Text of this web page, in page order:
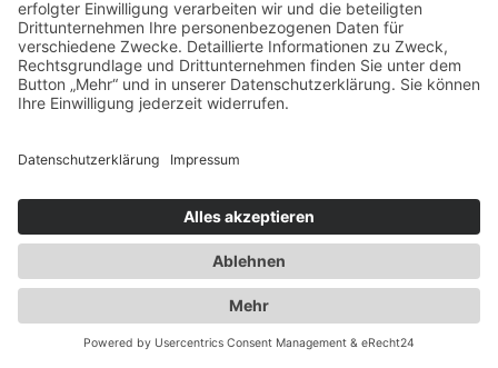
Nahverkehr Transport Rhein-Main
UK-Transporte
Lagerlogistik
Impressum
Duwensee auf Facebook
Duwensee auf Instagram